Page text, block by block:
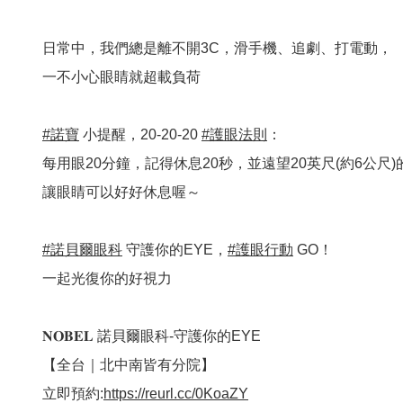
日常中，我們總是離不開3C，滑手機、追劇、打電動，
一不小心眼睛就超載負荷
#諾寶 小提醒，20-20-20 #護眼法則
：
每用眼20分鐘，記得休息20秒，並遠望20英尺(約6公尺)
讓眼睛可以好好休息喔～
#諾貝爾眼科 守護你的EYE， #護眼行動 GO！
一起光復你的好視力
𝐍𝐎𝐁𝐄𝐋 諾貝爾眼科-守護你的EYE
【全台｜北中南皆有分院】
立即預約:https://reurl.cc/0KoaZY